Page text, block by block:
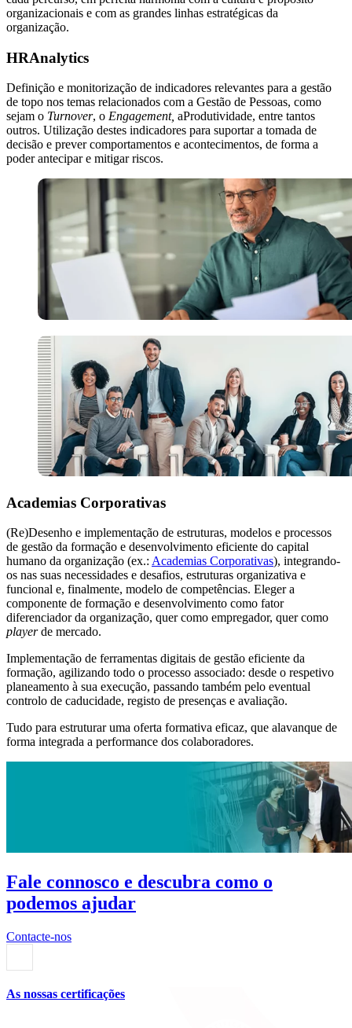
organizacionais e com as grandes linhas estratégicas da
organização.
HRAnalytics
Definição e monitorização de indicadores relevantes para a gestão
de topo nos temas relacionados com a Gestão de Pessoas, como
sejam o Turnover, o Engagement, aProdutividade, entre tantos
outros. Utilização destes indicadores para suportar a tomada de
decisão e prever comportamentos e acontecimentos, de forma a
poder antecipar e mitigar riscos.
Academias Corporativas
(Re)Desenho e implementação de estruturas, modelos e processos
de gestão da formação e desenvolvimento eficiente do capital
humano da organização (ex.: Academias Corporativas), integrando-
os nas suas necessidades e desafios, estruturas organizativa e
funcional e, finalmente, modelo de competências. Eleger a
componente de formação e desenvolvimento como fator
diferenciador da organização, quer como empregador, quer como
playerde mercado.
Implementação de ferramentas digitais de gestão eficiente da
formação, agilizando todo o processo associado: desde o respetivo
planeamento à sua execução, passando também pelo eventual
controlo de caducidade, registo de presenças e avaliação.
Tudo para estruturar uma oferta formativa eficaz, que alavanque de
forma integrada a performance dos colaboradores.
Fale connosco e descubra como o
podemos ajudar
Contacte-nos
As nossas certificações